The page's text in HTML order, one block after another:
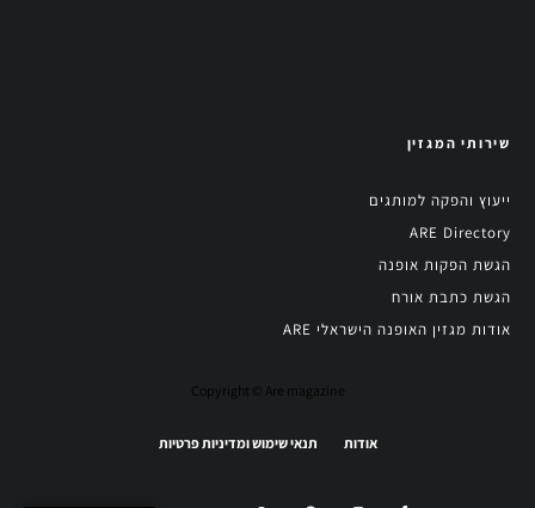
שירותי המגזין
ייעוץ והפקה למותגים
ARE Directory
הגשת הפקות אופנה
הגשת כתבת אורח
אודות מגזין האופנה הישראלי ARE
Copyright © Are magazine
אודות תנאי שימוש ומדיניות פרטיות